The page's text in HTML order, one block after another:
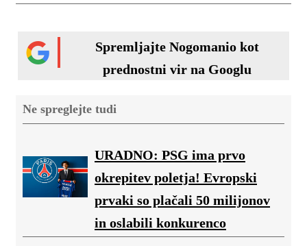
Spremljajte Nogomanio kot
prednostni vir na Googlu
Ne spreglejte tudi
URADNO: PSG ima prvo
okrepitev poletja! Evropski
prvaki so plačali 50 milijonov
in oslabili konkurenco